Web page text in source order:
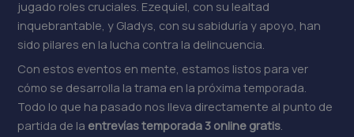
jugado roles cruciales. Ezequiel, con su lealtad
inquebrantable, y Gladys, con su sabiduría y apoyo, han
sido pilares en la lucha contra la delincuencia.
Con estos eventos en mente, estamos listos para ver
cómo se desarrolla la trama en la próxima temporada.
Todo lo que ha pasado nos lleva directamente al punto de
partida de la entrevías temporada 3 online gratis.